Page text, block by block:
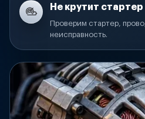
Не крутит стартер
Проверим стартер,
неисправность.